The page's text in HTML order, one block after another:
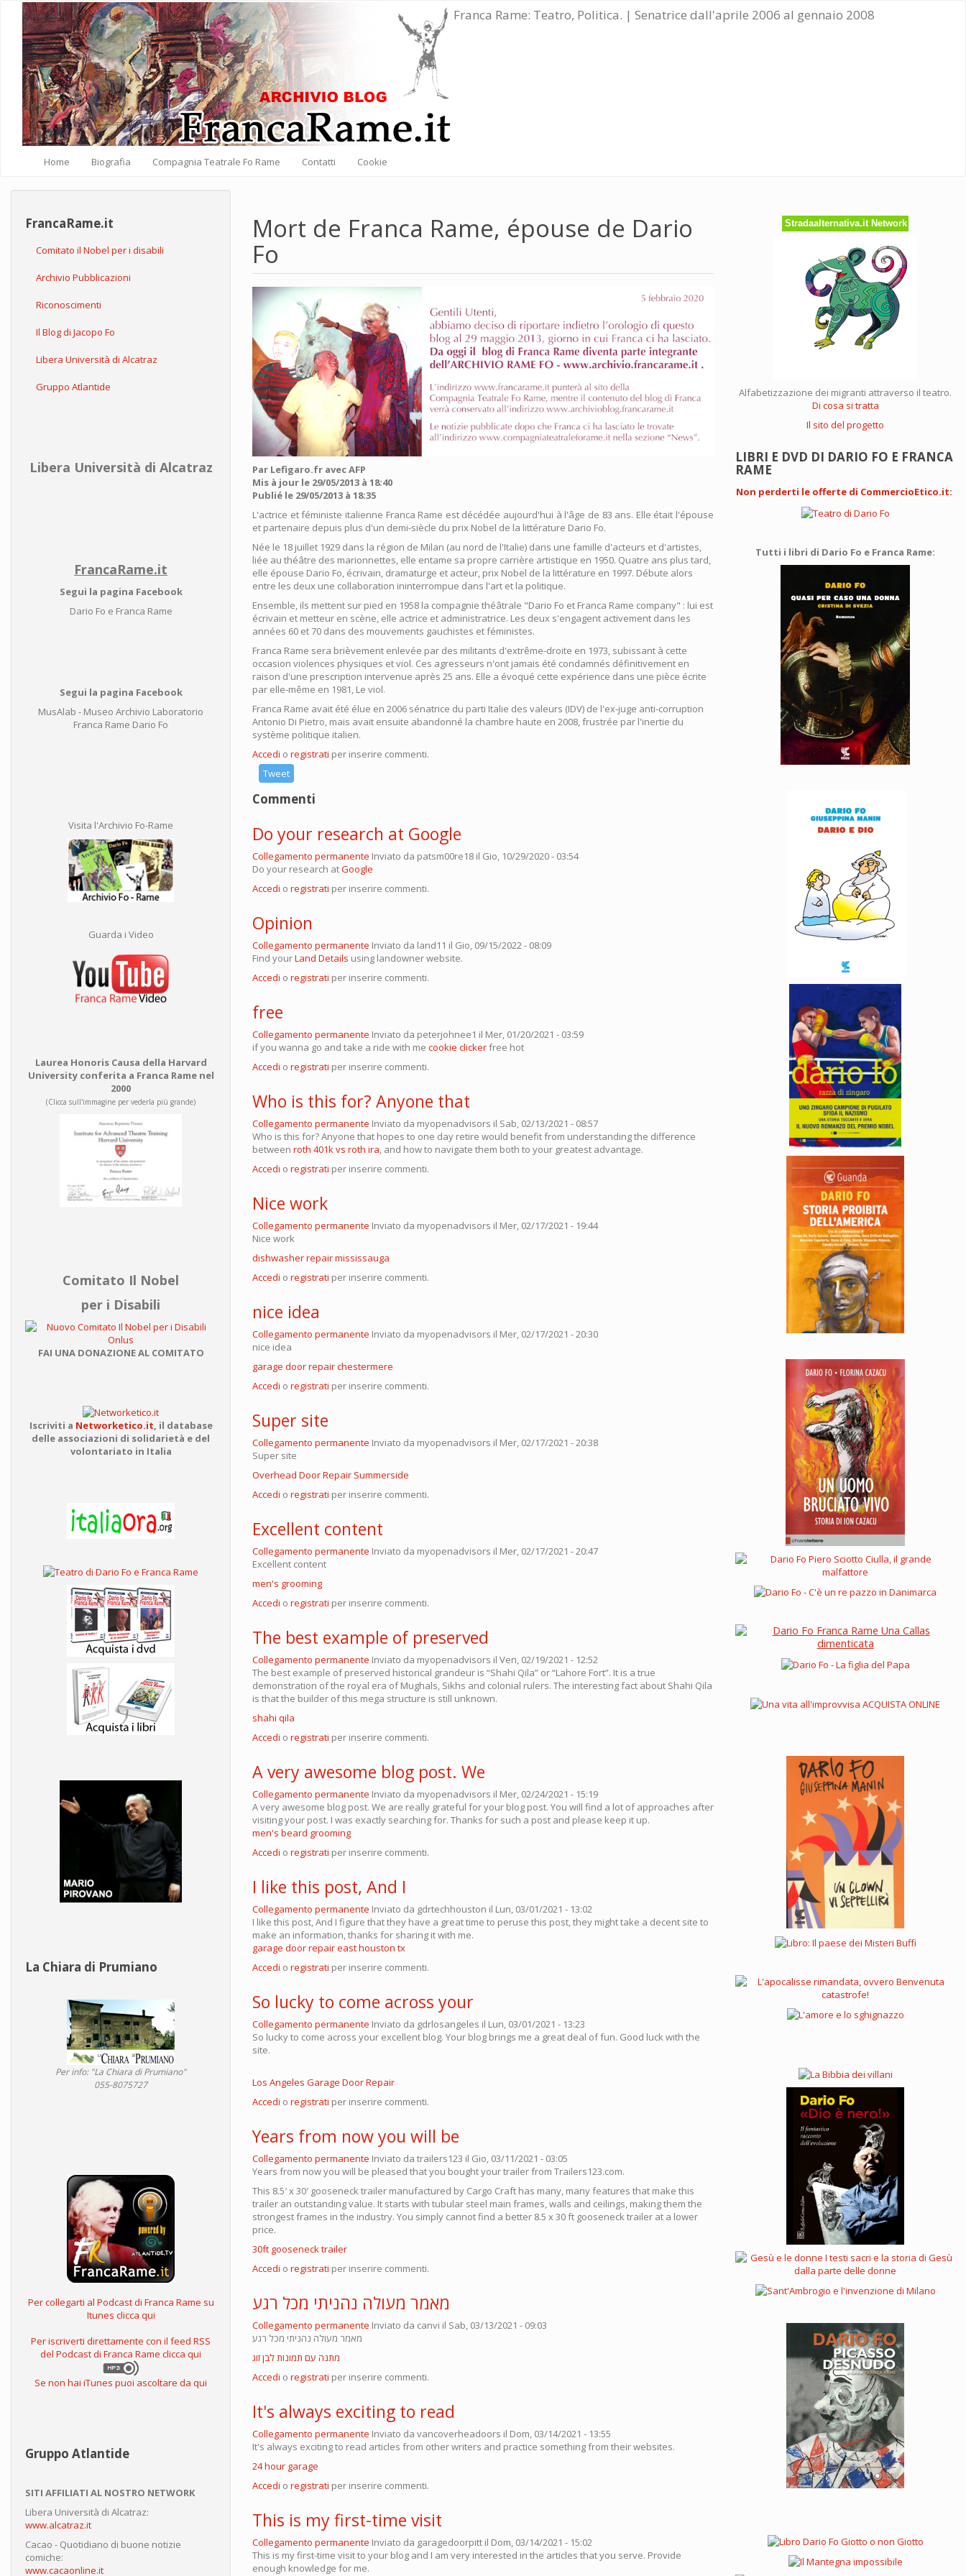
Salta al contenuto principale Franca Rame: Teatro, Politica. | Senatrice dall'aprile 2006 al gennaio 2008
Home Biografia Compagnia Teatrale Fo Rame Contatti Cookie
FrancaRame.it
Comitato il Nobel per i disabili
Archivio Pubblicazioni
Riconoscimenti
Il Blog di Jacopo Fo
Libera Università di Alcatraz
Gruppo Atlantide
Libera Università di Alcatraz
FrancaRame.it
Segui la pagina Facebook
Dario Fo e Franca Rame
Segui la pagina Facebook
MusAlab - Museo Archivio Laboratorio
Franca Rame Dario Fo
Visita l'Archivio Fo-Rame
Guarda i Video
Laurea Honoris Causa della Harvard
University conferita a Franca Rame nel
2000
(Clicca sull'immagine per vederla più grande)
Comitato Il Nobel
per i Disabili
FAI UNA DONAZIONE AL COMITATO
Iscriviti a Networketico.it il database
delle associazioni di solidarietà e del
volontariato in Italia
La Chiara di Prumiano
Per info: "La Chiara di Prumiano"
055-8075727
Per collegarti al Podcast di Franca Rame su
Itunes clicca qui
Per iscriverti direttamente con il feed RSS
del Podcast di Franca Rame clicca qui
Se non hai iTunes puoi ascoltare da qui
Gruppo Atlantide
SITI AFFILIATI AL NOSTRO NETWORK
Libera Università di Alcatraz:
www.alcatraz.it
Cacao - Quotidiano di buone notizie
comiche:
www.cacaonline.it
Mort de Franca Rame, épouse de Dario
Fo
Par Lefigaro.fr avec AFP
Mis à jour le 29/05/2013 à 18:40
Publié le 29/05/2013 à 18:35
L'actrice et féministe italienne Franca Rame est décédée aujourd'hui à l'âge de 83 ans. Elle était l'épouse
et partenaire depuis plus d'un demi-siècle du prix Nobel de la littérature Dario Fo.
Née le 18 juillet 1929 dans la région de Milan (au nord de l'Italie) dans une famille d'acteurs et d'artistes,
liée au théâtre des marionnettes, elle entame sa propre carrière artistique en 1950. Quatre ans plus tard,
elle épouse Dario Fo, écrivain, dramaturge et acteur, prix Nobel de la littérature en 1997. Débute alors
entre les deux une collaboration ininterrompue dans l'art et la politique.
Ensemble, ils mettent sur pied en 1958 la compagnie théâtrale "Dario Fo et Franca Rame company" : lui est
écrivain et metteur en scène, elle actrice et administratrice. Les deux s'engagent activement dans les
années 60 et 70 dans des mouvements gauchistes et féministes.
Franca Rame sera brièvement enlevée par des militants d'extrême-droite en 1973, subissant à cette
occasion violences physiques et viol. Ces agresseurs n'ont jamais été condamnés définitivement en
raison d'une prescription intervenue après 25 ans. Elle a évoqué cette expérience dans une pièce écrite
par elle-même en 1981, Le viol.
Franca Rame avait été élue en 2006 sénatrice du parti Italie des valeurs (IDV) de l'ex-juge anti-corruption
Antonio Di Pietro, mais avait ensuite abandonné la chambre haute en 2008, frustrée par l'inertie du
système politique italien.
Accedi o registrati per inserire commenti.
Tweet
Commenti
Do your research at Google
Collegamento permanente Inviato da patsm00re18 il Gio, 10/29/2020 - 03:54
Do your research atGoogle
Accedi o registrati per inserire commenti.
Opinion
Collegamento permanente Inviato da land11 il Gio, 09/15/2022 - 08:09
Find yourLand Details using landowner website.
Accedi o registrati per inserire commenti.
free
Collegamento permanente Inviato da peterjohnee1 il Mer, 01/20/2021 - 03:59
if you wanna go and take a ride with me cookie clickerfree hot
Accedi o registrati per inserire commenti.
Who is this for? Anyone that
Collegamento permanente Inviato da myopenadvisors il Sab, 02/13/2021 - 08:57
Who is this for? Anyone that hopes to one day retire would benefit from understanding the difference
between roth 401k vs roth ira, and how to navigate them both to your greatest advantage.
Accedi o registrati per inserire commenti.
Nice work
Collegamento permanente Inviato da myopenadvisors il Mer, 02/17/2021 - 19:44
Nice work
dishwasher repair mississauga
Accedi o registrati per inserire commenti.
nice idea
Collegamento permanente Inviato da myopenadvisors il Mer, 02/17/2021 - 20:30
nice idea
garage door repair chestermere
Accedi o registrati per inserire commenti.
Super site
Collegamento permanente Inviato da myopenadvisors il Mer, 02/17/2021 - 20:38
Super site
Overhead Door Repair Summerside
Accedi o registrati per inserire commenti.
Excellent content
Collegamento permanente Inviato da myopenadvisors il Mer, 02/17/2021 - 20:47
Excellent content
men's grooming
Accedi o registrati per inserire commenti.
The best example of preserved
Collegamento permanente Inviato da myopenadvisors il Ven, 02/19/2021 - 12:52
The best example of preserved historical grandeur is “Shahi Qila” or “Lahore Fort”. It is a true
demonstration of the royal era of Mughals, Sikhs and colonial rulers. The interesting fact about Shahi Qila
is that the builder of this mega structure is still unknown.
shahi qila
Accedi o registrati per inserire commenti.
A very awesome blog post. We
Collegamento permanente Inviato da myopenadvisors il Mer, 02/24/2021 - 15:19
A very awesome blog post. We are really grateful for your blog post. You will find a lot of approaches after
visiting your post. I was exactly searching for. Thanks for such a post and please keep it up.
men's beard grooming
Accedi o registrati per inserire commenti.
I like this post, And I
Collegamento permanente Inviato da gdrtechhouston il Lun, 03/01/2021 - 13:02
I like this post, And I figure that they have a great time to peruse this post, they might take a decent site to
make an information, thanks for sharing it with me.
garage door repair east houston tx
Accedi o registrati per inserire commenti.
So lucky to come across your
Collegamento permanente Inviato da gdrlosangeles il Lun, 03/01/2021 - 13:23
So lucky to come across your excellent blog. Your blog brings me a great deal of fun. Good luck with the
site.
Los Angeles Garage Door Repair
Accedi o registrati per inserire commenti.
Years from now you will be
Collegamento permanente Inviato da trailers123 il Gio, 03/11/2021 - 03:05
Years from now you will be pleased that you bought your trailer from Trailers123.com.
This 8.5′ x 30′ gooseneck trailer manufactured by Cargo Craft has many, many features that make this
trailer an outstanding value. It starts with tubular steel main frames, walls and ceilings, making them the
strongest frames in the industry. You simply cannot find a better 8.5 x 30 ft gooseneck trailer at a lower
price.
30ft gooseneck trailer
Accedi o registrati per inserire commenti.
מאמר מעולה נהניתי מכל רגע
Collegamento permanente Inviato da canvi il Sab, 03/13/2021 - 09:03
מאמר מעולה נהניתי מכל רגע
מתנה עם תמונות לבן זוג
Accedi o registrati per inserire commenti.
It's always exciting to read
Collegamento permanente Inviato da vancoverheadoors il Dom, 03/14/2021 - 13:55
It's always exciting to read articles from other writers and practice something from their websites.
24 hour garage
Accedi o registrati per inserire commenti.
This is my first-time visit
Collegamento permanente Inviato da garagedoorpitt il Dom, 03/14/2021 - 15:02
This is my first-time visit to your blog and I am very interested in the articles that you serve. Provide
enough knowledge for me.
Stradaalternativa.it Network
Alfabetizzazione dei migranti attraverso il teatro.
Di cosa si tratta
Il sito del progetto
LIBRI E DVD DI DARIO FO E FRANCA
RAME
Non perderti le offerte di CommercioEtico.it:
Tutti i libri di Dario Fo e Franca Rame: